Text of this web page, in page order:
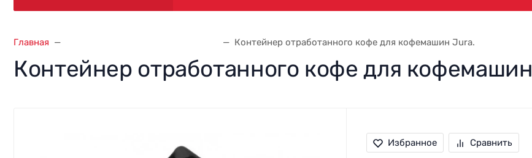
Главная Контейнер отработанного кофе для кофемашин Jura.
Контейнер отработанного кофе для
Избранное Сравнить